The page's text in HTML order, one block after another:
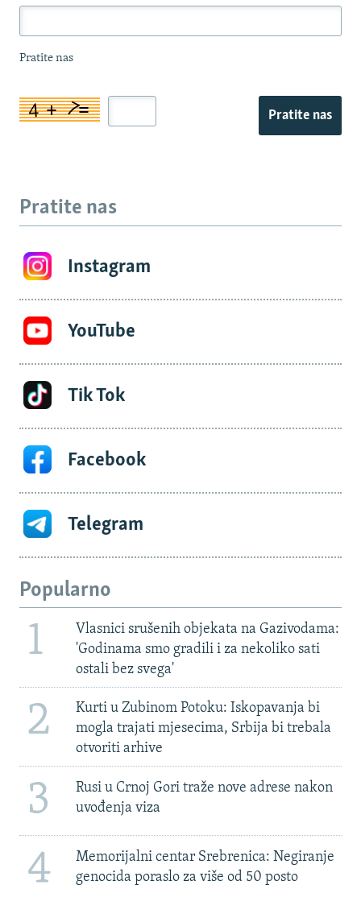
Pratite nas
Pratite nas
Pratite nas
Instagram
YouTube
Tik Tok
Facebook
Telegram
Popularno
1
Vlasnici srušenih objekata na Gazivodama:
'Godinama smo gradili i za nekoliko sati
ostali bez svega'
2
Kurti u Zubinom Potoku: Iskopavanja bi
mogla trajati mjesecima, Srbija bi trebala
otvoriti arhive
3
Rusi u Crnoj Gori traže nove adrese nakon
uvođenja viza
4
Memorijalni centar Srebrenica: Negiranje
genocida poraslo za više od 50 posto